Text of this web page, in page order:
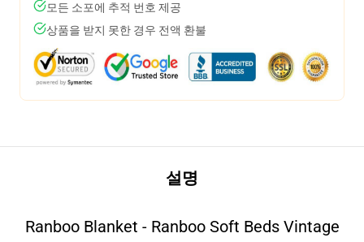
모든 소포에 추적 번호 제공
상품을 받지 못한 경우 전액 환불
설명
Ranboo Blanket - Ranboo Soft Beds Vintage